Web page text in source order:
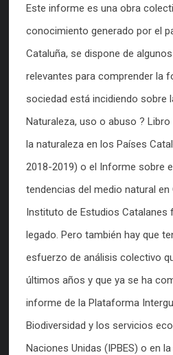
Este informe es una obra
conocimiento generado por el
Cataluña, se dispone de
relevantes para comprender la
sociedad está incidiendo sobre
Naturaleza, uso o abuso ?
la naturaleza en los Países
2018-2019) o el Informe sobre
tendencias del medio natural en
Instituto de Estudios Catalanes
legado. Pero también hay que
esfuerzo de análisis colectivo
últimos años y que ya se ha
informe de la Plataforma
Biodiversidad y los servicios
Naciones Unidas (IPBES) o en